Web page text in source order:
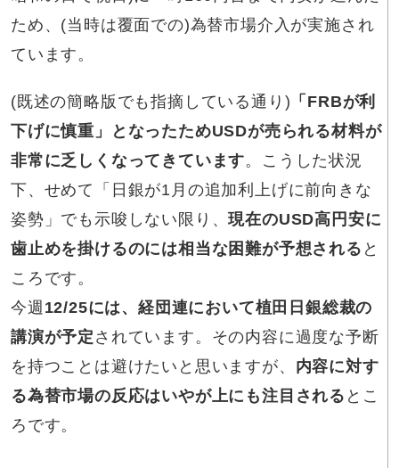
ため、(当時は覆面での)為替市場介入が実施され
ています。
(既述の簡略版でも指摘している通り) 「FRBが利
下げに慎重」となったためUSDが売られる材料が
非常に乏しくなってきています。こうした状況
下、せめて「日銀が1月の追加利上げに前向きな
姿勢」でも示唆しない限り、現在のUSD高円安に
歯止めを掛けるのには相当な困難が予想される と
ころです。
今週 12/25には、経団連において植田日銀総裁の
講演が予定 されています。その内容に過度な予断
を持つことは避けたいと思いますが、 内容に対す
る為替市場の反応はいやが上にも注目される とこ
ろです。